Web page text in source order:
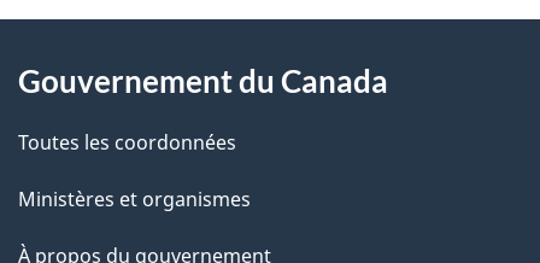
i
l
s
propos
de
ce
site
Gouvernement du Canada
Toutes les coordonnées
Ministères et organismes
À propos du gouvernement